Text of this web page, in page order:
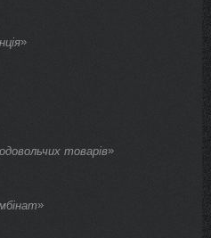
»
товарів»
»